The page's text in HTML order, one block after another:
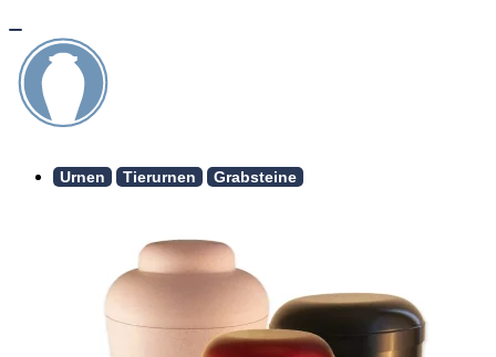
Urnen Tierurnen Grabsteine